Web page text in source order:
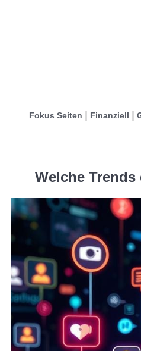
Fokus Seiten Finanziell
Welche